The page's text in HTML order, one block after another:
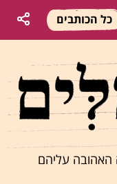
כל הכותבים
האהובה עליהם